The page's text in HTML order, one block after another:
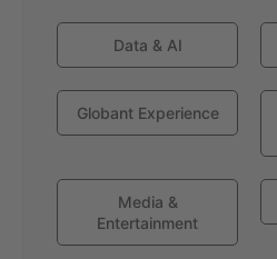
Data & AI
Globant Experience
Media &
Entertainment